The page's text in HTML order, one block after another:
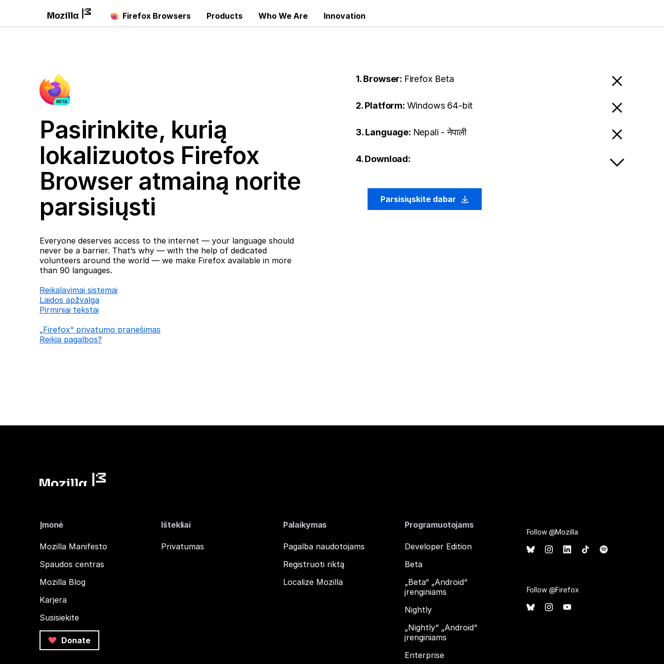
Firefox Browsers Products Who We Are Innovation
Pasirinkite, kurią
lokalizuotos Firefox
Browser atmainą norite
parsisiųsti
Everyone deserves access to the internet — your language should
never be a barrier. That’s why — with the help of dedicated
volunteers around the world — we make Firefox available in more
than 90 languages.
Reikalavimai sistemai
Laidos apžvalga
Pirminiai tekstai
„Firefox“ privatumo pranešimas
Reikia pagalbos?
1. Browser: Firefox Beta
2. Platform: Windows 64-bit
3. Language: Nepali - नेपाली
4. Download:
Parsisiųskite dabar
Įmonė
Mozilla Manifesto
Spaudos centras
Mozilla Blog
Karjera
Susisiekite
Donate
Ištekliai
Privatumas
Palaikymas
Pagalba naudotojams
Registruoti riktą
Localize Mozilla
Programuotojams
Developer Edition
Beta
„Beta“ „Android“
įrenginiams
Nightly
„Nightly“ „Android“
įrenginiams
Enterprise
Follow @Mozilla
Follow @Firefox